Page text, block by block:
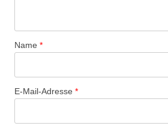
Name *
E-Mail-Adresse *